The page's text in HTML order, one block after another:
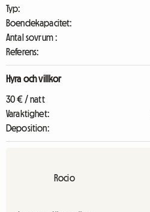
Typ:
Boendekapacitet:
Antal sovrum :
Referens:
Hyra och villkor
30 € / natt
Varaktighet:
Deposition:
Rocio